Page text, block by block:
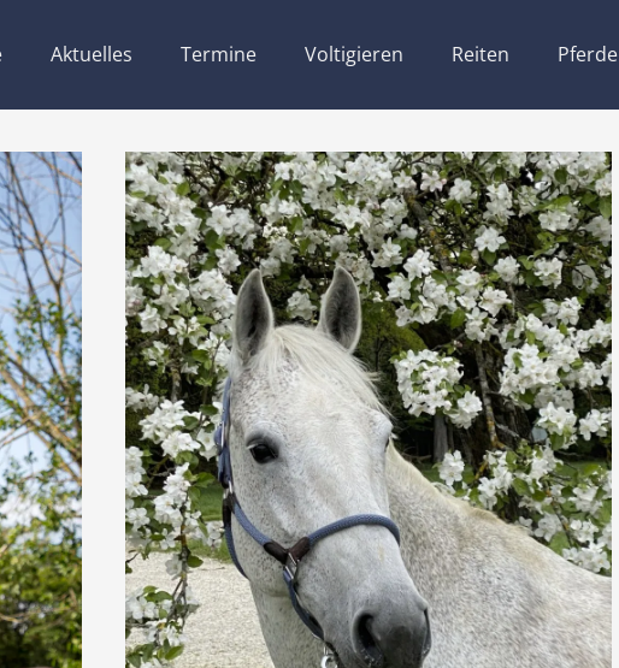
Aktuelles Termine Voltigieren Reiten Pferde